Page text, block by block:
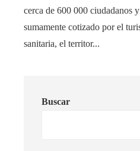
cerca de 600 000 ciudadanos
sumamente cotizado por el
sanitaria, el territor...
Buscar